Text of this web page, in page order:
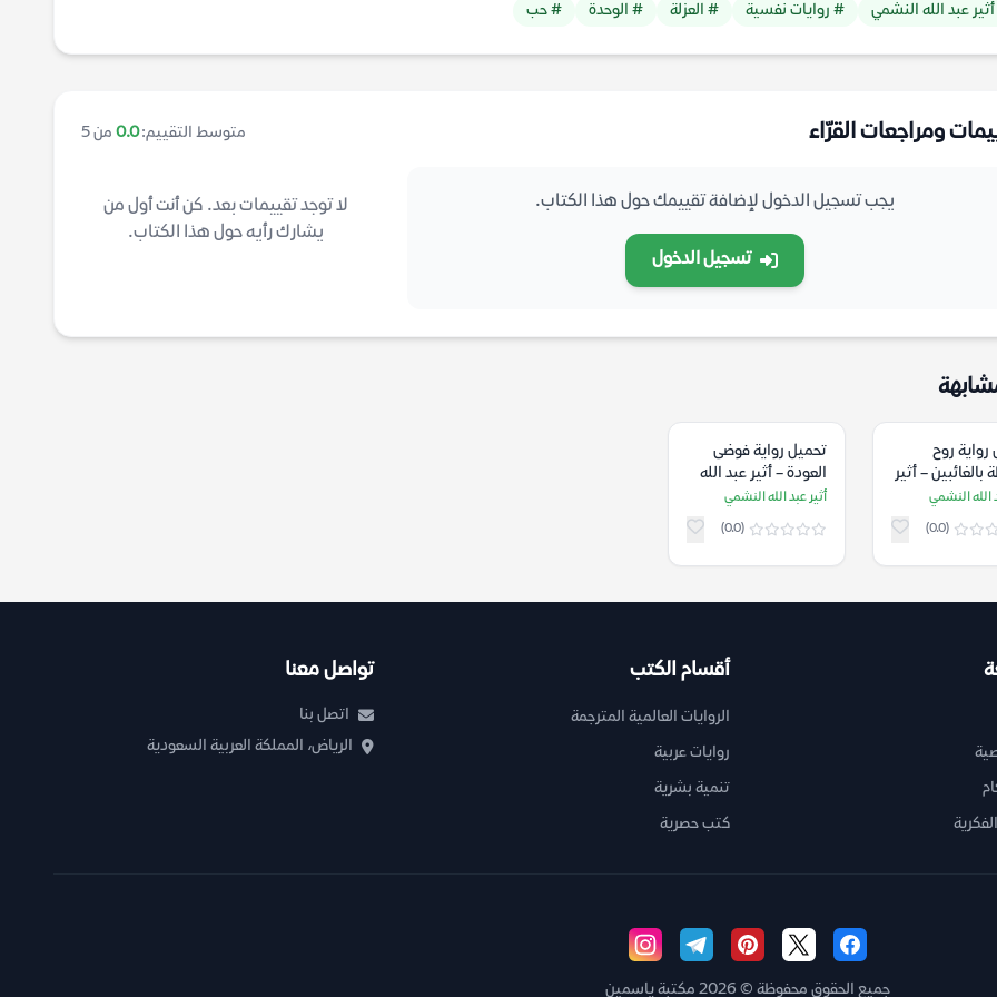
عبد الله النشمي # روايات نفسية # العزلة # الوحدة # حب
ومراجعات القرّاء متوسط التقييم:0.0 من 5
يجب تسجيل الدخول لإضافة تقييمك حول هذا الكتاب.
تسجيل الدخول
لا توجد تقييمات بعد. كن أنت أول من
يشارك رأيه حول هذا الكتاب.
رواية روح
– أثير
النشمي
الله النشمي
(0.0)
تحميل رواية فوضى
العودة – أثير عبد الله
النشمي
أثير عبد الله النشمي
(0.0)
أقسام الكتب
الروايات العالمية المترجمة
روايات عربية
تنمية بشرية
كتب حصرية
تواصل معنا
اتصل بنا
الرياض، المملكة العربية السعودية
جميع الحقوق محفوظة © 2026 مكتبة ياسمين